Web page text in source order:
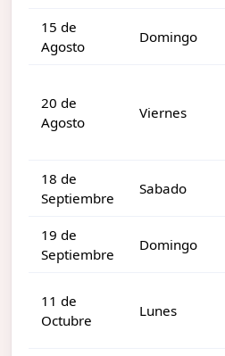
15 de
Agosto
Domingo
20 de
Agosto
Viernes
18 de
Septiembre
Sabado
19 de
Septiembre
Domingo
11 de
Octubre
Lunes